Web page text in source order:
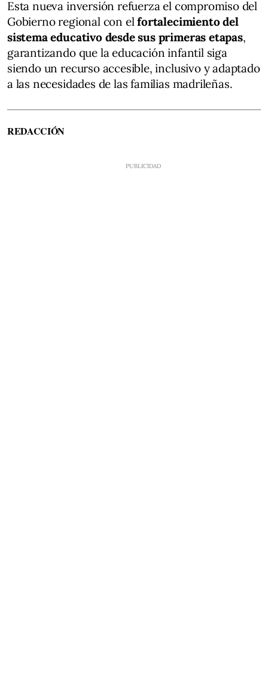
Esta nueva inversión refuerza el compromiso del
Gobierno regional con elfortalecimiento del
sistema educativo desde sus primeras etapas,
garantizando que la educación infantil siga
siendo un recurso accesible, inclusivo y adaptado
a las necesidades de las familias madrileñas.
REDACCIÓN